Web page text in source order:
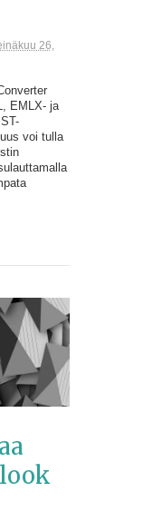
26,
EMLX- ja
voi tulla